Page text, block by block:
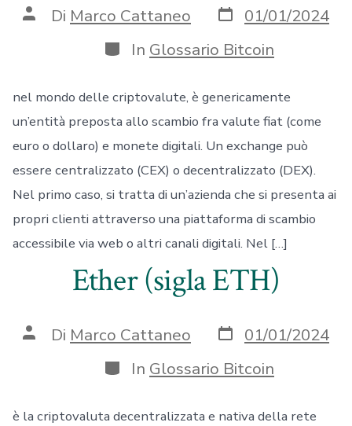
Autore
articolo
Di Marco Cattaneo Data
articolo
01/01/2024
Categorie
In Glossario Bitcoin
nel mondo delle criptovalute, è genericamente
un’entità preposta allo scambio fra valute fiat (come
euro o dollaro) e monete digitali. Un exchange può
essere centralizzato (CEX) o decentralizzato (DEX).
Nel primo caso, si tratta di un’azienda che si presenta ai
propri clienti attraverso una piattaforma di scambio
accessibile via web o altri canali digitali. Nel […]
Ether (sigla ETH)
Autore
articolo
Di Marco Cattaneo Data
articolo
01/01/2024
Categorie
In Glossario Bitcoin
è la criptovaluta decentralizzata e nativa della rete